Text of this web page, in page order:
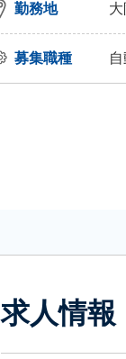
勤務地
募集職種
求人情報